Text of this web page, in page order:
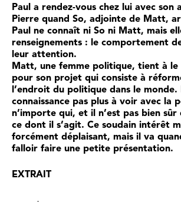
Paul a rendez-vous chez lui avec son
Pierre quand So, adjointe de Matt,
Paul ne connaît ni So ni Matt, mais
renseignements : le comportement
leur attention.
Matt, une femme politique, tient à
pour son projet qui consiste à
l’endroit du politique dans le monde.
connaissance pas plus à voir avec la
n’importe qui, et il n’est pas bien
ce dont il s’agit. Ce soudain intérêt
forcément déplaisant, mais il va
falloir faire une petite présentation.
EXTRAIT